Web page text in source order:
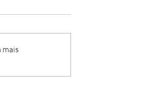
Aviso n.º 38 - 2025/26 -
mais